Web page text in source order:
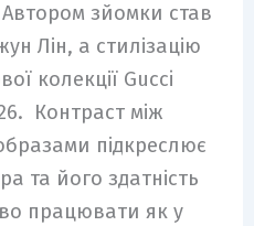
Автором зйомки став
Лін, а стилізацію
колекції Gucci
Контраст між
підкреслює
та його здатність
працювати як у